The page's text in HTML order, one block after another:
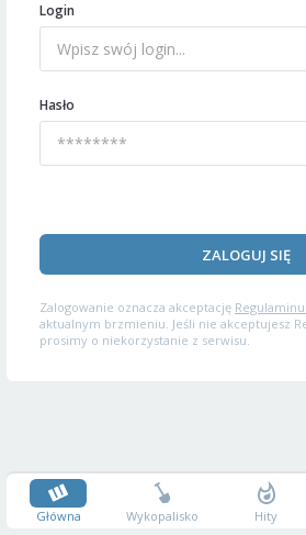
Login
Hasło
ZALOGUJ SIĘ
Zalogowanie oznacza akceptację
aktualnym brzmieniu. Jeśli nie akceptujesz
prosimy o niekorzystanie z serwisu.
Główna Wykopalisko Hity